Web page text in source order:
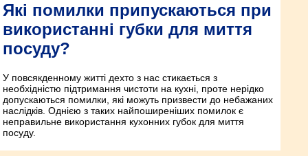
Які помилки припускаються при
використанні губки для миття
посуду?
У повсякденному житті дехто з нас стикається з
необхідністю підтримання чистоти на кухні, проте нерідко
допускаються помилки, які можуть призвести до небажаних
наслідків. Однією з таких найпоширеніших помилок є
неправильне використання кухонних губок для миття
посуду.